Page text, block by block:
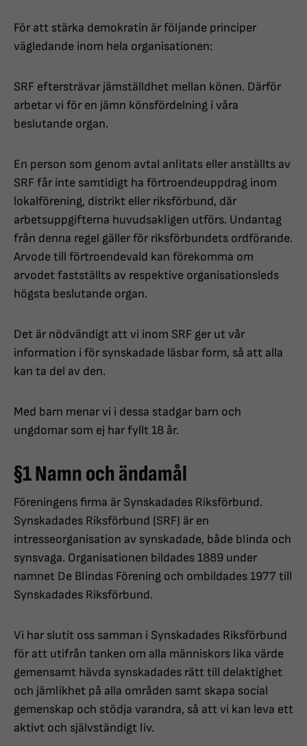
För att stärka demokratin är följande principer
vägledande inom hela organisationen:
SRF eftersträvar jämställdhet mellan könen. Därför
arbetar vi för en jämn könsfördelning i våra
beslutande organ.
En person som genom avtal anlitats eller anställts av
SRF får inte samtidigt ha förtroendeuppdrag inom
lokalförening, distrikt eller riksförbund, där
arbetsuppgifterna huvudsakligen utförs. Undantag
från denna regel gäller för riksförbundets ordförande.
Arvode till förtroendevald kan förekomma om
arvodet fastställts av respektive organisationsleds
högsta beslutande organ.
Det är nödvändigt att vi inom SRF ger ut vår
information i för synskadade läsbar form, så att alla
kan ta del av den.
Med barn menar vi i dessa stadgar barn och
ungdomar som ej har fyllt 18 år.
§1 Namn och ändamål
Föreningens firma är Synskadades Riksförbund.
Synskadades Riksförbund (SRF) är en
intresseorganisation av synskadade, både blinda och
synsvaga. Organisationen bildades 1889 under
namnet De Blindas Förening och ombildades 1977 till
Synskadades Riksförbund.
Vi har slutit oss samman i Synskadades Riksförbund
för att utifrån tanken om alla människors lika värde
gemensamt hävda synskadades rätt till delaktighet
och jämlikhet på alla områden samt skapa social
gemenskap och stödja varandra, så att vi kan leva ett
aktivt och självständigt liv.